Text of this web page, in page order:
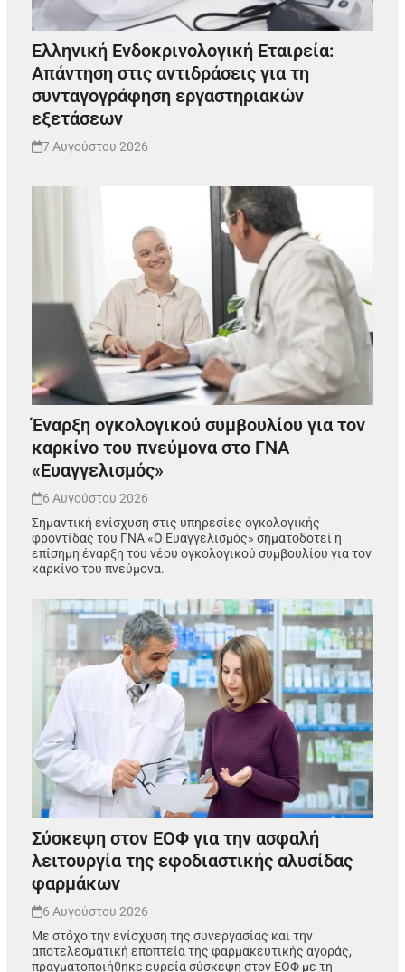
Ελληνική Ενδοκρινολογική Εταιρεία:
Απάντηση στις αντιδράσεις για τη
συνταγογράφηση εργαστηριακών
εξετάσεων
7 Αυγούστου 2026
Έναρξη ογκολογικού συμβουλίου για τον
καρκίνο του πνεύμονα στο ΓΝΑ
«Ευαγγελισμός»
6 Αυγούστου 2026
Σημαντική ενίσχυση στις υπηρεσίες ογκολογικής
φροντίδας του ΓΝΑ «Ο Ευαγγελισμός» σηματοδοτεί η
επίσημη έναρξη του νέου ογκολογικού συμβουλίου για τον
καρκίνο του πνεύμονα.
Σύσκεψη στον ΕΟΦ για την ασφαλή
λειτουργία της εφοδιαστικής αλυσίδας
φαρμάκων
6 Αυγούστου 2026
Με στόχο την ενίσχυση της συνεργασίας και την
αποτελεσματική εποπτεία της φαρμακευτικής αγοράς,
πραγματοποιήθηκε ευρεία σύσκεψη στον ΕΟΦ με τη